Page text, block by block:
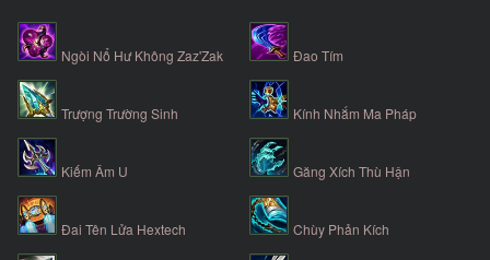
Ngòi Nổ Hư Không Zaz'Zak Đao Tím
Trượng Trường Sinh Kính Nhắm Ma Pháp
Kiếm Âm U Găng Xích Thù Hận
Đai Tên Lửa Hextech Chùy Phản Kích